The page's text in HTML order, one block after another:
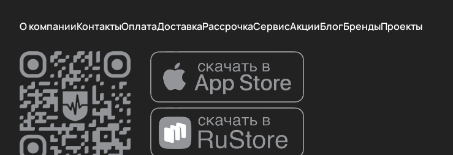
О компанииКонтактыОплатаДоставкаРассрочкаСервисАкцииБлогБрендыПроекты